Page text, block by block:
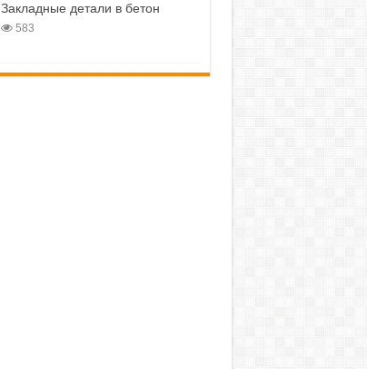
Закладные детали в бетон
583